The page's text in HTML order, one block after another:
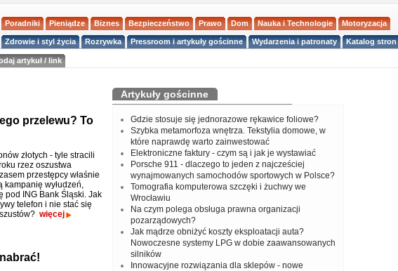
Poradniki Pieniądze Biznes Bezpieczeństwo Prawo Dom Nauka i Technologie Motoryzacja
Zdrowie i styl życia Rozrywka Pressroom i artykuły gościnne Wydarzenia i patronaty Katalog stron
artykuł / link
przelewu? To
złotych - tyle stracili
rzez oszustwa
przestępcy właśnie
kampanię wyłudzeń,
pod ING Bank Śląski. Jak
telefon i nie stać się
więcej
Artykuły gościnne
Gdzie stosuje się jednorazowe rękawice foliowe?
Szybka metamorfoza wnętrza. Tekstylia domowe, w
które naprawdę warto zainwestować
Elektroniczne faktury - czym są i jak je wystawiać
Porsche 911 - dlaczego to jeden z najcześciej
wynajmowanych samochodów sportowych w Polsce?
Tomografia komputerowa szczęki i żuchwy we
Wrocławiu
Na czym polega obsługa prawna organizacji
pozarządowych?
Jak mądrze obniżyć koszty eksploatacji auta?
Nowoczesne systemy LPG w dobie zaawansowanych
silników
Innowacyjne rozwiązania dla sklepów - nowe